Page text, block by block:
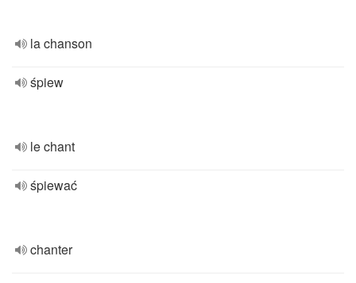
la chanson
śpiew
le chant
śpiewać
chanter